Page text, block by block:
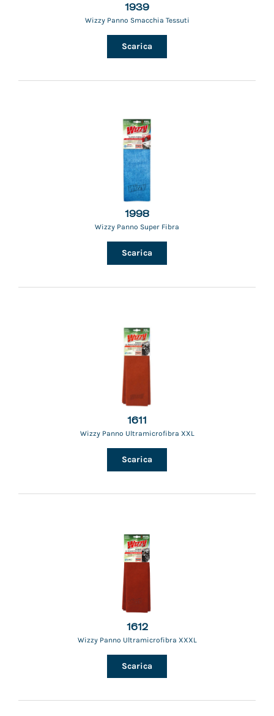
1939
Wizzy Panno Smacchia Tessuti
Scarica
1998
Wizzy Panno Super Fibra
Scarica
1611
Wizzy Panno Ultramicrofibra XXL
Scarica
1612
Wizzy Panno Ultramicrofibra XXXL
Scarica